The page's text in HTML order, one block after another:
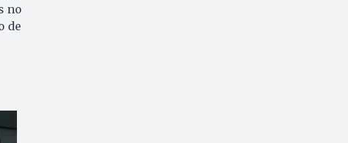
no
de